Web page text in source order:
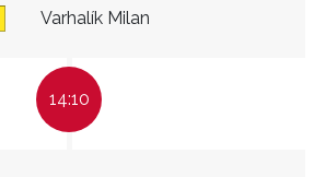
Varhalík Milan
14:10